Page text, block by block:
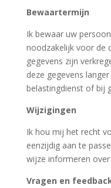
Bewaartermijn
Ik bewaar uw
noodzakelijk voor de
gegevens zijn
deze gegevens
belastingdienst of bij
Wijzigingen
Ik hou mij het recht
eenzijdig aan te
wijze informeren
Vragen en